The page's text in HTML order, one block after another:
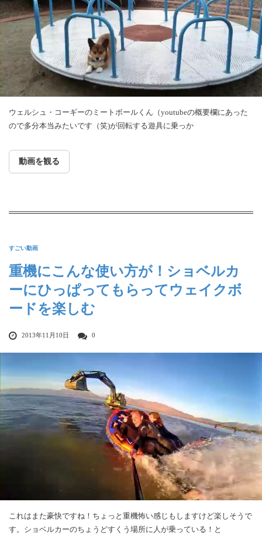
ウェルシュ・コーギーのミートボールくん（youtubeの概要欄にあった
ので多分本当みたいです（笑)が回転する遊具に乗っか
動画を観る
すごい動画
重機にこんな使い方が！ショベルカ
ーにひっぱってもらってウェイクボ
ードを楽しむ
2013年11月10日 0
これはまた豪快ですね！ちょっと重機怖い感じもしますけど楽しそうで
す。ショベルカーのちょうどすくう場所に人が乗っている！と